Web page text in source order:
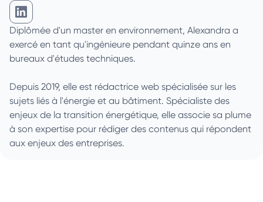
Alexandra Stoecklin sur Linkedin
Diplômée d'un master en environnement, Alexandra a
exercé en tant qu'ingénieure pendant quinze ans en
bureaux d'études techniques.
Depuis 2019, elle est rédactrice web spécialisée sur les
sujets liés à l'énergie et au bâtiment. Spécialiste des
enjeux de la transition énergétique, elle associe sa plume
à son expertise pour rédiger des contenus qui répondent
aux enjeux des entreprises.